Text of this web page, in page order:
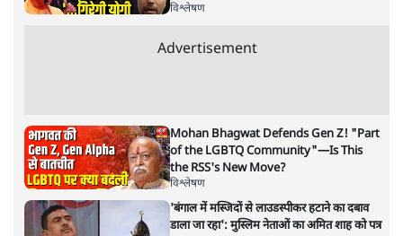
ताजा खबरें
सीजेपी ने अपना 4 सूत्री एजेंडा जारी किया- शिक्षा,
पीएम मोदी की विदेश यात्राएंः 74.59 करोड़ रुपये
खर्च, हर घंटे करीब 12.4 लाख
3 Min•देश
"छात्रों से डर गई Yogi Govt!" AISA President
का खुला ऐलान, Rahul Gandhi से घबराई UP